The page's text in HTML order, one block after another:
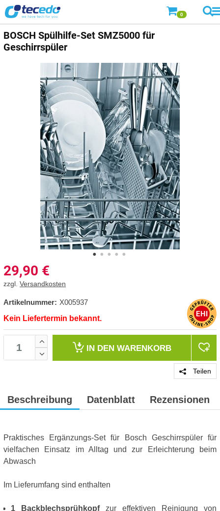
0
BOSCH Spülhilfe-Set SMZ5000 für
Geschirrspüler
29,90 €
zzgl. Versandkosten
Artikelnummer: X005937
Kein Liefertermin bekannt.
IN DEN WARENKORB
Teilen
Beschreibung Datenblatt Rezensionen
Praktisches Ergänzungs-Set für Bosch Geschirrspüler für
vielfachen Einsatz im Alltag und zur Erleichterung beim
Abwasch
Im Lieferumfang sind enthalten
1 Backblechsprühkopfzur effektiven Reinigung von